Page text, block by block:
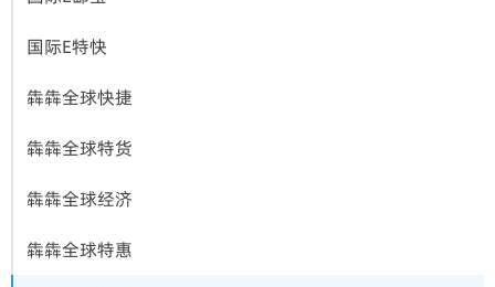
国际E特快
犇犇全球快捷
犇犇全球特货
犇犇全球经济
犇犇全球特惠